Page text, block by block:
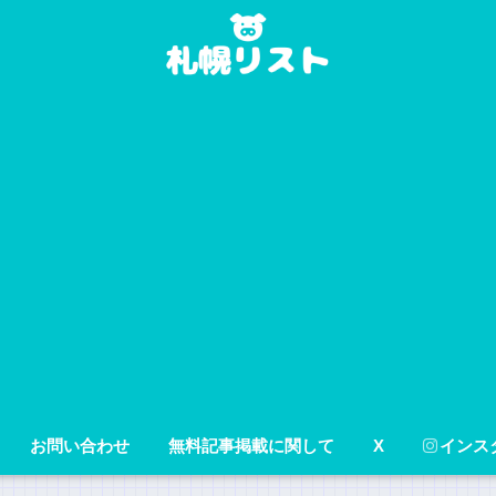
お問い合わせ 無料記事掲載に関して X インス